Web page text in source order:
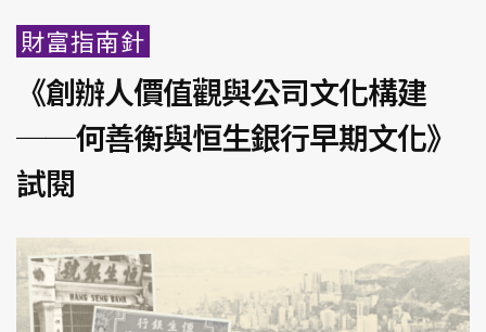
財富指南針
《創辦人價值觀與公司文化構建
──何善衡與恒生銀行早期文化》
試閱